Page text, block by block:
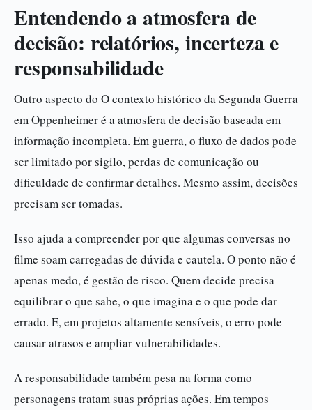
Entendendo a atmosfera de
decisão: relatórios, incerteza e
responsabilidade
Outro aspecto do O contexto histórico da Segunda Guerra
em Oppenheimer é a atmosfera de decisão baseada em
informação incompleta. Em guerra, o fluxo de dados pode
ser limitado por sigilo, perdas de comunicação ou
dificuldade de confirmar detalhes. Mesmo assim, decisões
precisam ser tomadas.
Isso ajuda a compreender por que algumas conversas no
filme soam carregadas de dúvida e cautela. O ponto não é
apenas medo, é gestão de risco. Quem decide precisa
equilibrar o que sabe, o que imagina e o que pode dar
errado. E, em projetos altamente sensíveis, o erro pode
causar atrasos e ampliar vulnerabilidades.
A responsabilidade também pesa na forma como
personagens tratam suas próprias ações. Em tempos